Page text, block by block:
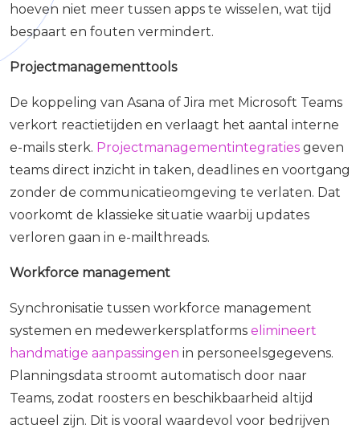
hoeven niet meer tussen apps te wisselen, wat tijd
bespaart en fouten vermindert.
Projectmanagementtools
De koppeling van Asana of Jira met Microsoft Teams
verkort reactietijden en verlaagt het aantal interne
e-mails sterk. Projectmanagementintegraties geven
teams direct inzicht in taken, deadlines en voortgang
zonder de communicatieomgeving te verlaten. Dat
voorkomt de klassieke situatie waarbij updates
verloren gaan in e-mailthreads.
Workforce management
Synchronisatie tussen workforce management
systemen en medewerkersplatforms elimineert
handmatige aanpassingen in personeelsgegevens.
Planningsdata stroomt automatisch door naar
Teams, zodat roosters en beschikbaarheid altijd
actueel zijn. Dit is vooral waardevol voor bedrijven